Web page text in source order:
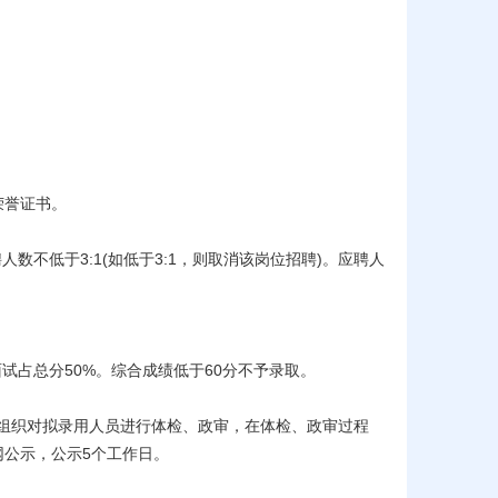
誉证书。
数不低于3:1(如低于3:1，则取消该岗位招聘)。应聘人
占总分50%。综合成绩低于60分不予录取。
对拟录用人员进行体检、政审，在体检、政审过程
示，公示5个工作日。